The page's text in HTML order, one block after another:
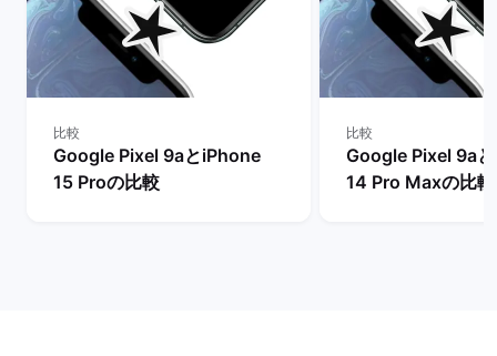
比較
Google Pixel 9aとiPhone
15 Proの比較
比較
Google Pixel 9a
14 Pro Maxの比較